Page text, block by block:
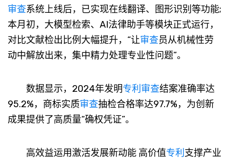
审查系统上线后，已实现在线翻译、图形识别等功能;
本月初，大模型检索、AI法律助手等模块正式运行，
对比文献检出比例大幅提升，“让审查员从机械性劳
动中解放出来，集中精力处理专业性问题”。
数据显示，2024年发明专利 审查结案准确率达
95.2%，商标实质审查抽检合格率达97.7%，为创新
成果提供了高质量“确权凭证”。
高效益运用激活发展新动能 高价值专利 支撑产业